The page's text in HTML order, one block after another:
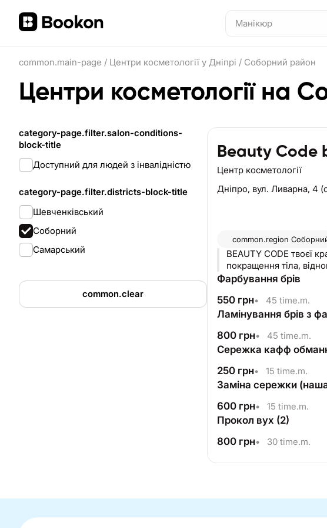
common.main-page / Центри косметології у Дніпрі / Соборний район
Центри косметології на
category-page.filter.salon-conditions-
block-title
Доступний для людей з інвалідністю
category-page.filter.districts-block-title
Шевченківський
Соборний
Самарський
common.clear
Beauty Code
Центр косметології
Дніпро, вул. Ливарна, 4
common.region
BEAUTY CODE твоєї
покращення тіла,
Фарбування брів
550 грн• 45 time.m.
Ламінування брів з
800 грн• 45 time.m.
Сережка кафф
250 грн• 15 time.m.
Заміна сережки
600 грн• 15 time.m.
Прокол вух (2)
800 грн• 30 time.m.